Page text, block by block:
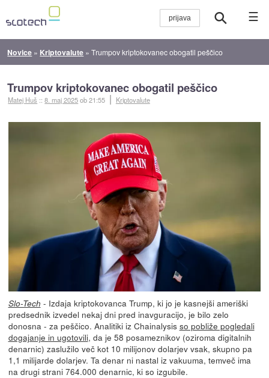
☰
Novice » Kriptovalute »Trumpov kriptokovanec obogatil peščico
Trumpov kriptokovanec obogatil peščico
Matej Huš ::8. maj 2025ob 21:55 Kriptovalute
Slo-Tech - Izdaja kriptokovanca Trump, ki jo je kasnejši ameriški
predsednik izvedel nekaj dni pred inavguracijo, je bilo zelo
donosna - za peščico. Analitiki iz Chainalysis so pobliže pogledali
dogajanje in ugotovili, da je 58 posameznikov (oziroma digitalnih
denarnic) zaslužilo več kot 10 milijonov dolarjev vsak, skupno pa
1,1 milijarde dolarjev. Ta denar ni nastal iz vakuuma, temveč ima
na drugi strani 764.000 denarnic, ki so izgubile.